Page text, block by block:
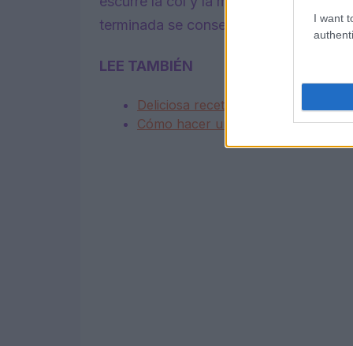
I want
terminada se conservará en un
LEE TAMBIÉN
Deliciosa receta de sándwich de
Cómo hacer un sándwich de